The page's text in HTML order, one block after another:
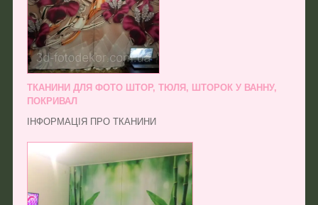
ТКАНИНИ ДЛЯ ФОТО ШТОР, ТЮЛЯ, ШТОРОК У ВАННУ,
ПОКРИВАЛ
ІНФОРМАЦІЯ ПРО ТКАНИНИ